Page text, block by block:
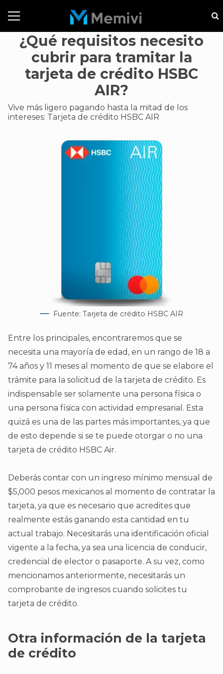
¿Qué requisitos necesito
cubrir para tramitar la
tarjeta de crédito HSBC
AIR?
Vive más ligero pagando hasta la mitad de los
intereses: Tarjeta de crédito HSBC AIR
Fuente: Tarjeta de crédito HSBC AIR
Entre los principales, encontraremos que se
necesita una mayoría de edad, en un rango de 18 a
74 años y 11 meses al momento de que se elabore el
trámite para la solicitud de la tarjeta de crédito. Es
indispensable ser solamente una persona física o
una persona física con actividad empresarial. Esta
quizá es una de las partes más importantes, ya que
de esto depende si se te puede otorgar o no una
tarjeta de crédito HSBC Air.
Deberás contar con un ingreso mínimo mensual de
$5,000 pesos mexicanos al momento de contratar la
tarjeta, ya que es necesario que acredites que
realmente estás ganando esta cantidad en tu
actual trabajo. Necesitarás una identificación oficial
vigente a la fecha, ya sea una licencia de conducir,
credencial de elector o pasaporte. A su vez, como
mencionamos anteriormente, necesitarás un
comprobante de ingresos cuando solicites tu
tarjeta de crédito.
Otra información de la tarjeta
de crédito